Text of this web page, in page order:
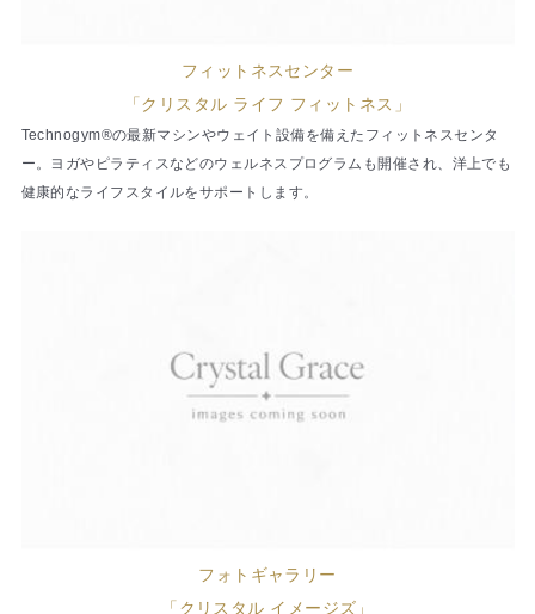
フィットネスセンター
「クリスタル ライフ フィットネス」
Technogym®の最新マシンやウェイト設備を備えたフィットネスセンタ
ー。ヨガやピラティスなどのウェルネスプログラムも開催され、洋上でも
健康的なライフスタイルをサポートします。
フォトギャラリー
「クリスタル イメージズ」